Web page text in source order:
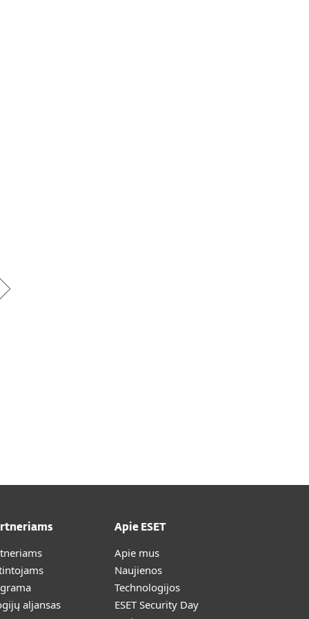
aljansas
Apie ESET
Apie mus
Naujienos
Technologijos
ESET Security Day